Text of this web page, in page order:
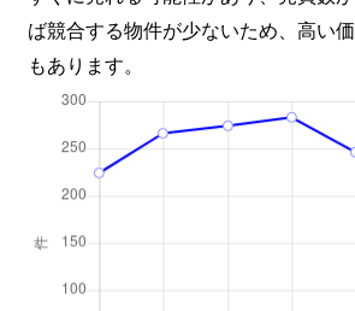
八本松
530万円
八本松
東中田
東中田
ば競合する物件が少ないため、高い
もあります。